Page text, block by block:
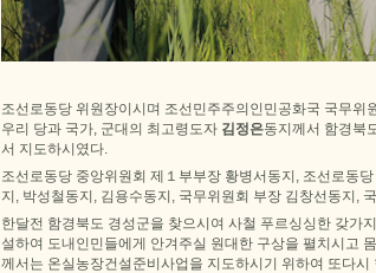
조선로동당 위원장이시며 조선민주주의인민공화국 국무위
우리 당과 국가, 군대의 최고령도자 김정은동지께서 함경북
서 지도하시였다.
조선로동당 중앙위원회 제１부부장 황병서동지, 조선로동
지, 박성철동지, 김용수동지, 국무위원회 부장 김창선동지,
한달전 함경북도 경성군을 찾으시여 사철 푸르싱싱한 갖가
설하여 도내인민들에게 안겨주실 원대한 구상을 펼치시고
께서는 온실농장건설준비사업을 지도하시기 위하여 또다시